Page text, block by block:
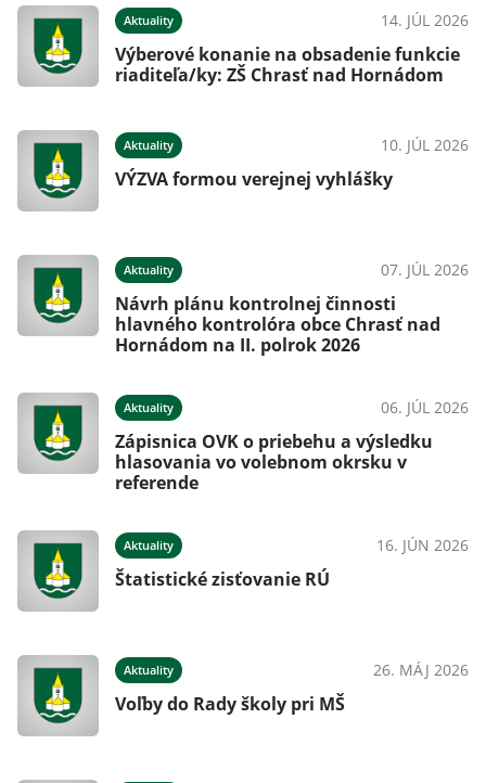
Aktuality 14. JÚL 2026
Výberové konanie na obsadenie funkcie
riaditeľa/ky: ZŠ Chrasť nad Hornádom
Aktuality 10. JÚL 2026
VÝZVA formou verejnej vyhlášky
Aktuality 07. JÚL 2026
Návrh plánu kontrolnej činnosti
hlavného kontrolóra obce Chrasť nad
Hornádom na II. polrok 2026
Aktuality 06. JÚL 2026
Zápisnica OVK o priebehu a výsledku
hlasovania vo volebnom okrsku v
referende
Aktuality 16. JÚN 2026
Štatistické zisťovanie RÚ
Aktuality 26. MÁJ 2026
Voľby do Rady školy pri MŠ